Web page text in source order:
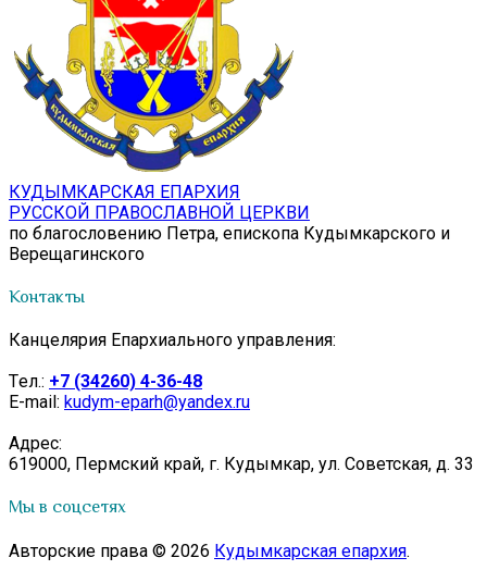
КУДЫМКАРСКАЯ ЕПАРХИЯ
РУССКОЙ ПРАВОСЛАВНОЙ ЦЕРКВИ
по благословению Петра, епископа Кудымкарского и
Верещагинского
Контакты
Канцелярия Епархиального управления:
Tел.: +7 (34260) 4-36-48
E-mail: kudym-eparh@yandex.ru
Адрес:
619000, Пермский край, г. Кудымкар, ул. Советская, д. 33
Мы в соцсетях
Авторские права © 2026 Кудымкарская епархия.